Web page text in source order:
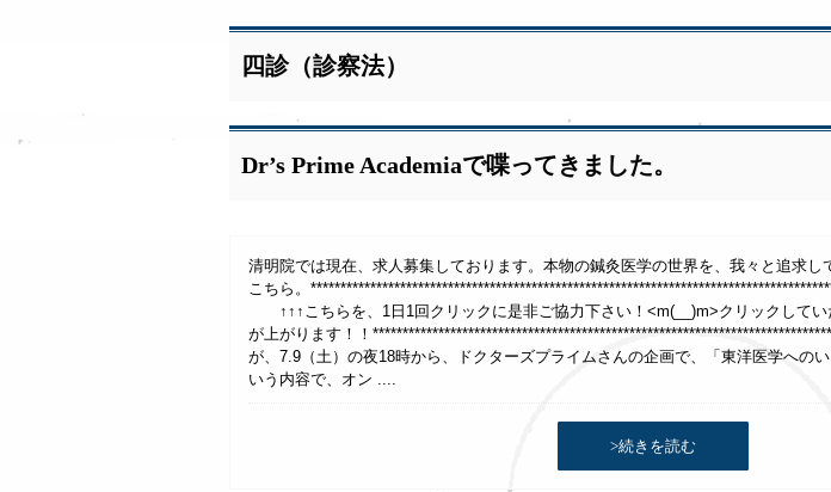
四診（診察法）
Dr’s Prime Academiaで喋ってきました。
清明院では現在、求人募集しております。本物の鍼灸医学の世界を、我々と追求し
こちら。
↑↑↑こちらを、1日1回クリックに是非ご協力下さい！<m(__)m>クリックしてい
が上がります！！
が、7.9（土）の夜18時から、ドクターズプライムさんの企画で、「東洋医学へ
いう内容で、オン ....
>続きを読む